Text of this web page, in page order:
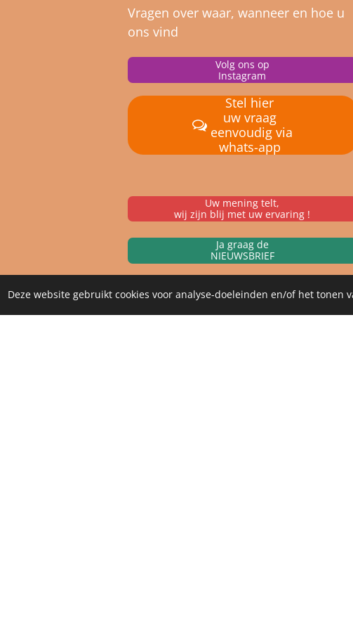
Deze website gebruikt cookies voor analyse-doeleinden en/of het
Vragen over waar, wanneer en hoe u
ons vind
Volg ons op
Instagram
Stel hier
uw vraag
eenvoudig via
whats-app
Uw mening telt,
wij zijn blij met uw ervaring !
Ja graag de
NIEUWSBRIEF